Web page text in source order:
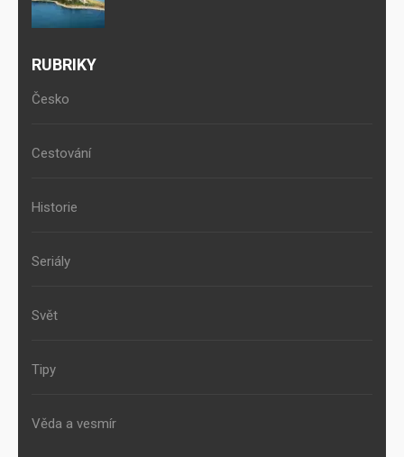
RUBRIKY
Česko
Cestování
Historie
Seriály
Svět
Tipy
Věda a vesmír